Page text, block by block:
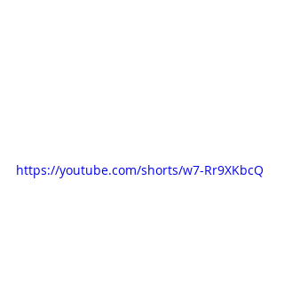
https://youtube.com/shorts/w7-Rr9XKbcQ